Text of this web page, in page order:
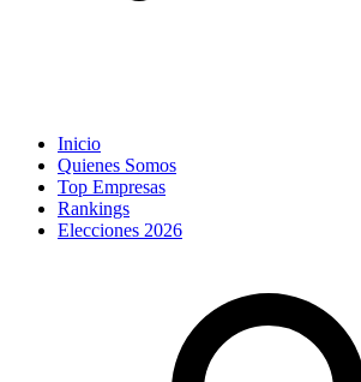
Inicio
Quienes Somos
Top Empresas
Rankings
Elecciones 2026